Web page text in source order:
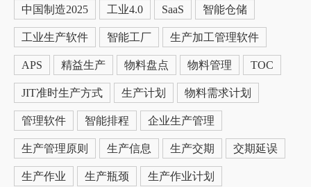
中国制造2025 工业4.0 SaaS 智能仓储
工业生产软件 智能工厂 生产加工管理软件
APS 精益生产 物料盘点 物料管理 TOC
JIT准时生产方式 生产计划 物料需求计划
管理软件 智能排程 企业生产管理
生产管理原则 生产信息 生产交期 交期延误
生产作业 生产瓶颈 生产作业计划